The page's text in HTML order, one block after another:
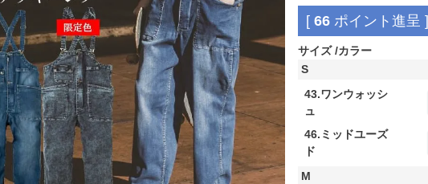
[ 66 ポイント進呈 ]
サイズ カラー
S
43.ワンウォッシ
ュ
46.ミッドユーズ
ド
M